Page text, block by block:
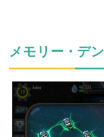
メモリー・デン